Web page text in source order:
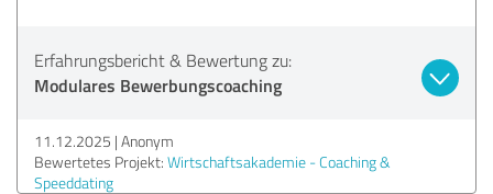
Erfahrungsbericht & Bewertung zu:
Modulares Bewerbungscoaching
11.12.2025 Anonym
Bewertetes Projekt: Wirtschaftsakademie - Coaching &
Speeddating